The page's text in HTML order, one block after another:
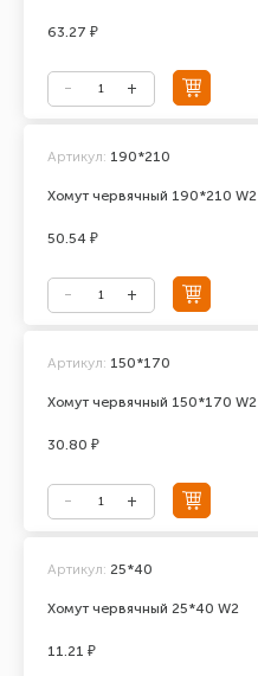
63.27 ₽
Хомут червячный 190*210 W2
Артикул: 190*210
50.54 ₽
Хомут червячный 150*170 W2
Артикул: 150*170
30.80 ₽
Хомут червячный 25*40 W2
Артикул: 25*40
11.21 ₽